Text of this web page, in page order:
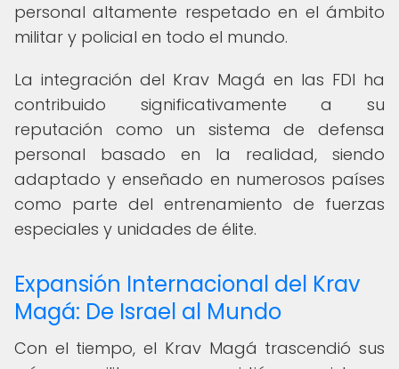
personal altamente respetado en el ámbito
militar y policial en todo el mundo.
La integración del Krav Magá en las FDI ha
contribuido significativamente a su
reputación como un sistema de defensa
personal basado en la realidad, siendo
adaptado y enseñado en numerosos países
como parte del entrenamiento de fuerzas
especiales y unidades de élite.
Expansión Internacional del Krav
Magá: De Israel al Mundo
Con el tiempo, el Krav Magá trascendió sus